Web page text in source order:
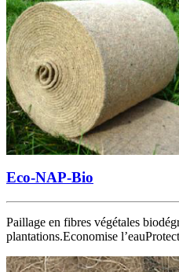
Eco-NAP-Bio
Paillage en fibres végétales
plantations.Economise